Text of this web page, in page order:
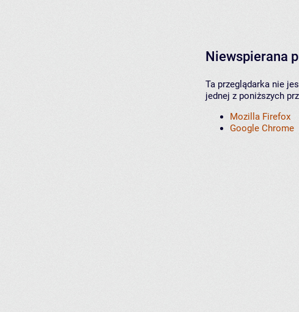
Niewspierana
Ta przeglądarka nie
jednej z poniższych
Mozilla Firefox
Google Chrome